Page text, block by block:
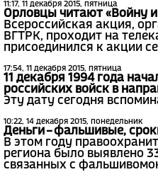
11:17, 11 декабря 2015, пятница
Орловцы читают «Войну
Всероссийская акция,
ВГТРК, проходит на
присоединился к акции
17:54, 11 декабря 2015, пятница
11 декабря 1994 года
российских войск в
Эту дату сегодня
10:22, 14 декабря 2015, понедельник
Деньги – фальшивые,
В этом году
региона было выявлено
связанных с